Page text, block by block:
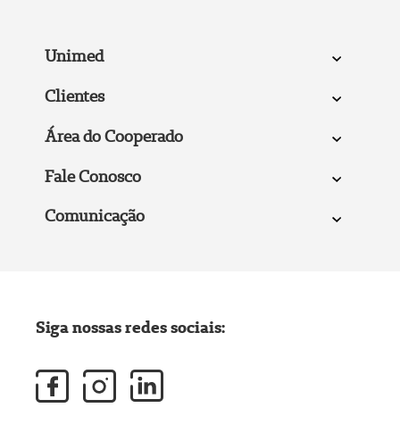
Unimed
Clientes
Área do Cooperado
Fale Conosco
Comunicação
Siga nossas redes sociais: